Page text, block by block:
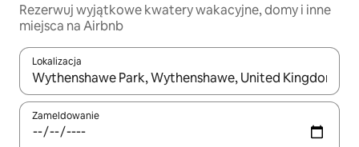
Rezerwuj wyjątkowe kwatery wakacyjne, domy i inne
miejsca na Airbnb
Lokalizacja
Gdy wyniki będą dostępne, możesz poruszać się po nich za
Zameldowanie